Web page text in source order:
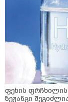
ფეხის
ზეჟანგი